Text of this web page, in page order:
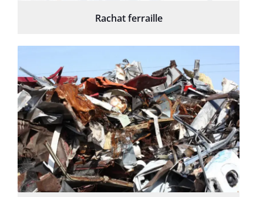
Rachat ferraille